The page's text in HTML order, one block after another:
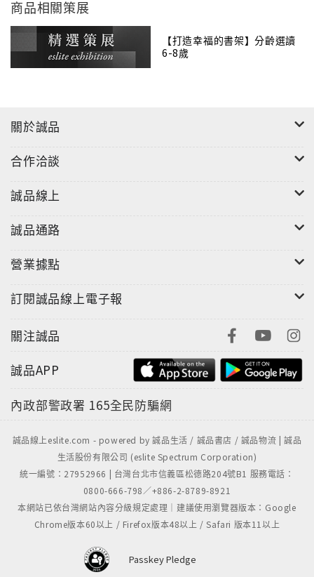
商品相關策展
【打造幸福的書架】分齡選讀
6-8歲
關於誠品
合作洽談
誠品線上
誠品通路
營業據點
訂閱誠品線上電子報
關注誠品
誠品APP
內政部警政署 165全民防騙網
誠品線上eslite.com - powered by 誠品生活 / 誠品書店 / 誠品物流 | 誠品
生活股份有限公司 (eslite Spectrum Corporation)
統一編號：27952966 | 台灣台北市信義區松德路204號B1 服務電話：
0800-666-798／+886-2-8789-8921
本網站已依台灣網站內容分級規定處理｜建議使用瀏覽器版本：Google
Chrome版本60以上 / Firefox版本48以上 / Safari 版本11以上
Passkey Pledge